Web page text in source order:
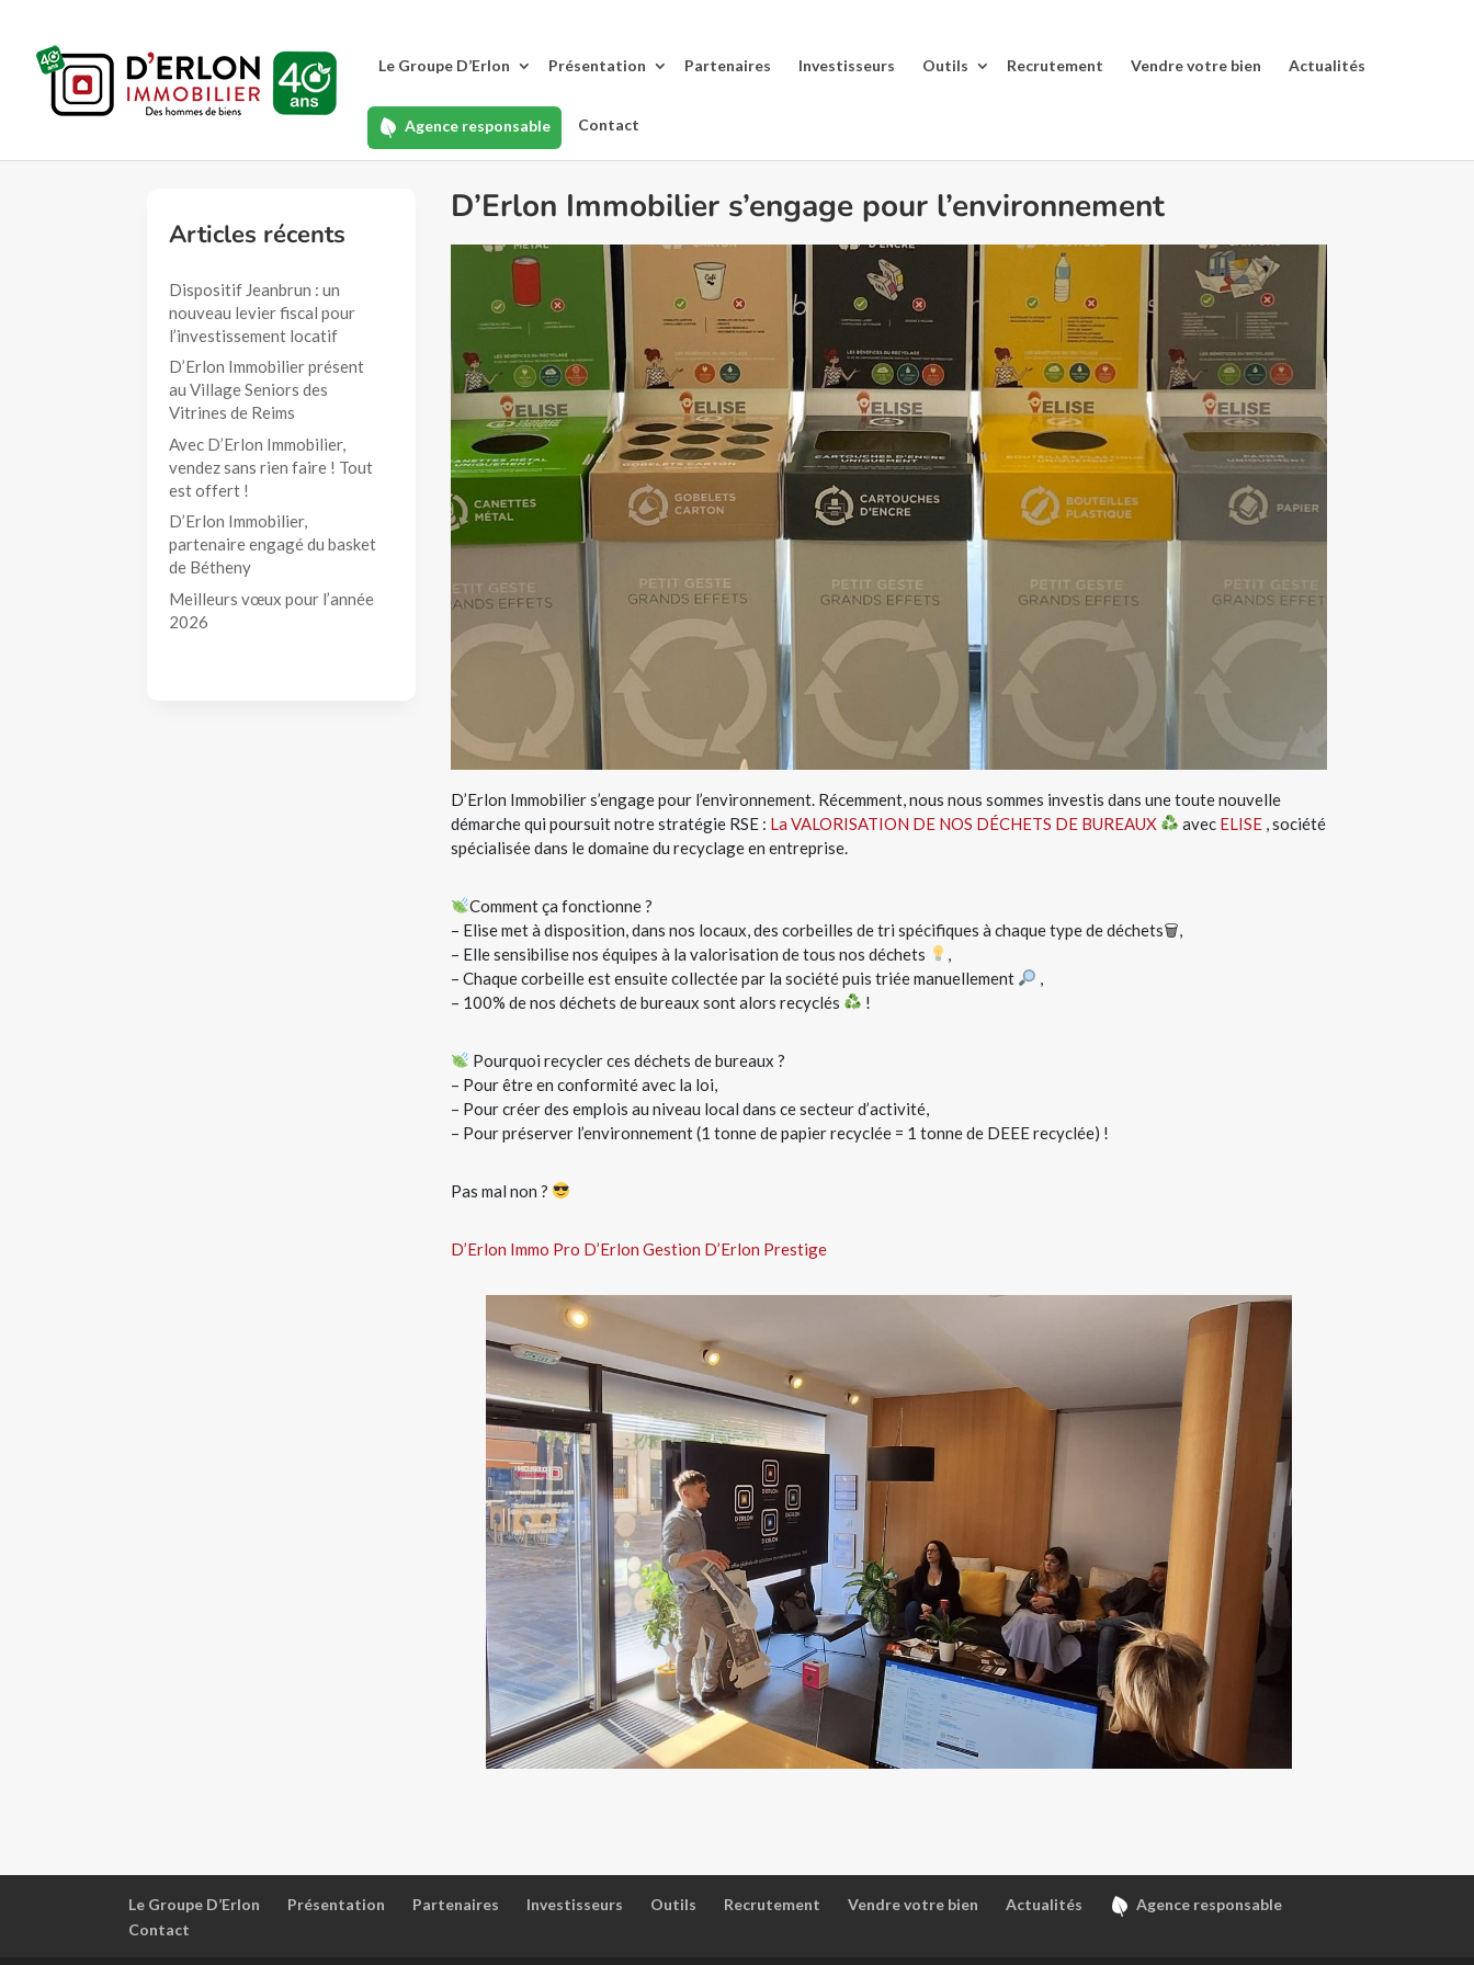
Le Groupe D’Erlon Présentation Partenaires Investisseurs Outils Recrutement Vendre votre bien Actualités
Agence responsable Contact
Articles récents
Dispositif Jeanbrun : un
nouveau levier fiscal pour
l’investissement locatif
D’Erlon Immobilier présent
au Village Seniors des
Vitrines de Reims
Avec D’Erlon Immobilier,
vendez sans rien faire ! Tout
est offert !
D’Erlon Immobilier,
partenaire engagé du basket
de Bétheny
Meilleurs vœux pour l’année
2026
D’Erlon Immobilier s’engage pour l’environnement
D’Erlon Immobilier s’engage pour l’environnement. Récemment, nous nous sommes investis dans une toute nouvelle
démarche qui poursuit notre stratégie RSE : La VALORISATION DE NOS DÉCHETS DE BUREAUX avec ELISE , société
spécialisée dans le domaine du recyclage en entreprise.
Comment ça fonctionne ?
– Elise met à disposition, dans nos locaux, des corbeilles de tri spécifiques à chaque type de déchets🗑,
– Elle sensibilise nos équipes à la valorisation de tous nos déchets
,
– Chaque corbeille est ensuite collectée par la société puis triée manuellement
,
– 100% de nos déchets de bureaux sont alors recyclés
!
Pourquoi recycler ces déchets de bureaux ?
– Pour être en conformité avec la loi,
– Pour créer des emplois au niveau local dans ce secteur d’activité,
– Pour préserver l’environnement (1 tonne de papier recyclée = 1 tonne de DEEE recyclée) !
Pas mal non ?
D’Erlon Immo Pro D’Erlon Gestion D’Erlon Prestige
Le Groupe D’Erlon Présentation Partenaires Investisseurs Outils Recrutement Vendre votre bien Actualités
Agence responsable
Contact